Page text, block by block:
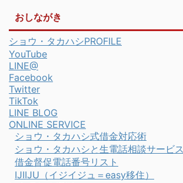
おしながき
ショウ・タカハシPROFILE
YouTube
LINE@
Facebook
Twitter
TikTok
LINE BLOG
ONLINE SERVICE
ショウ・タカハシ式借金対応術
ショウ・タカハシと生電話相談サービス
借金督促電話番号リスト
IJIIJU（イジイジュ＝easy移住）